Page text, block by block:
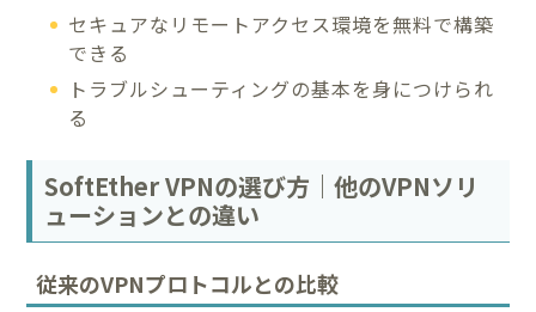
セキュアなリモートアクセス環境を無料で構築
できる
トラブルシューティングの基本を身につけられ
る
SoftEther VPNの選び方｜他のVPNソリ
ューションとの違い
従来のVPNプロトコルとの比較